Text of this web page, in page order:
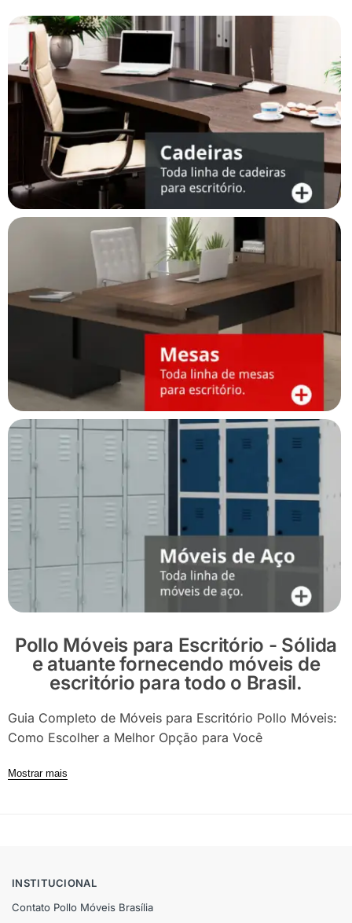
Pollo Móveis para Escritório - Sólida
e atuante fornecendo móveis de
escritório para todo o Brasil.
Guia Completo de Móveis para Escritório Pollo Móveis:
Como Escolher a Melhor Opção para Você
Mostrar mais
INSTITUCIONAL
Contato Pollo Móveis Brasília